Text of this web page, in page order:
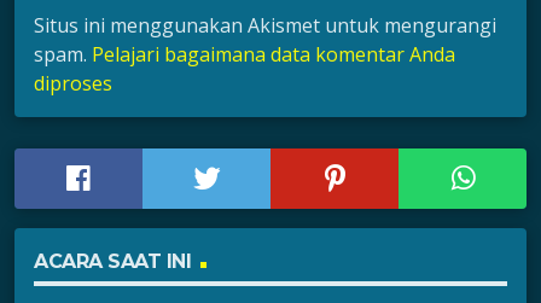
Situs ini menggunakan Akismet untuk mengurangi
spam. Pelajari bagaimana data komentar Anda
diproses
ACARA SAAT INI